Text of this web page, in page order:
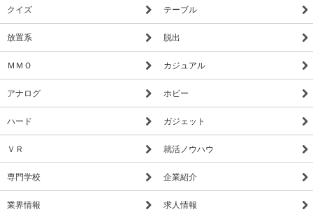
クイズ テーブル
放置系 脱出
ＭＭＯ カジュアル
アナログ ホビー
ハード ガジェット
ＶＲ 就活ノウハウ
専門学校 企業紹介
業界情報 求人情報